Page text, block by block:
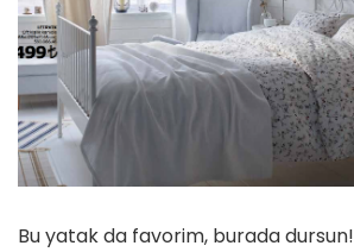
Bu yatak da favorim, burada dursun!